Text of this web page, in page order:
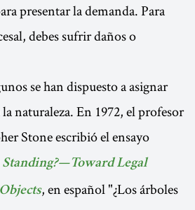
presentar la demanda. Para
debes sufrir daños o
se han dispuesto a asignar
naturaleza. En 1972, el profesor
Stone escribió el ensayo
Standing?—Toward Legal
, en español "¿Los árboles